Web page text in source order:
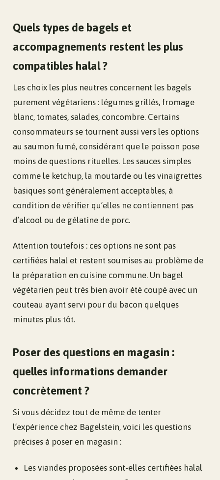
Quels types de bagels et
accompagnements restent les plus
compatibles halal ?
Les choix les plus neutres concernent les bagels
purement végétariens : légumes grillés, fromage
blanc, tomates, salades, concombre. Certains
consommateurs se tournent aussi vers les options
au saumon fumé, considérant que le poisson pose
moins de questions rituelles. Les sauces simples
comme le ketchup, la moutarde ou les vinaigrettes
basiques sont généralement acceptables, à
condition de vérifier qu’elles ne contiennent pas
d’alcool ou de gélatine de porc.
Attention toutefois : ces options ne sont pas
certifiées halal et restent soumises au problème de
la préparation en cuisine commune. Un bagel
végétarien peut très bien avoir été coupé avec un
couteau ayant servi pour du bacon quelques
minutes plus tôt.
Poser des questions en magasin :
quelles informations demander
concrètement ?
Si vous décidez tout de même de tenter
l’expérience chez Bagelstein, voici les questions
précises à poser en magasin :
Les viandes proposées sont-elles certifiées halal